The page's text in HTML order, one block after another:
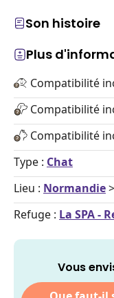
Son histoire
Plus
Compatibilité
Compatibilité
Compatibilité
Type : Chat
Lieu : Normandie>
Refuge : La SPA -
Vous